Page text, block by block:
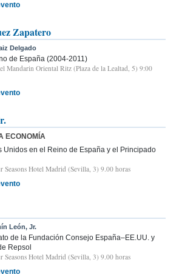
Zapatero
Delgado
de España (2004-2011)
Mandarin Oriental Ritz (Plaza de la Lealtad, 5) 9:00
ECONOMÍA
Unidos en el Reino de España y el Principado
Seasons Hotel Madrid (Sevilla, 3) 9.00 horas
León, Jr.
de la Fundación Consejo España–EE.UU. y
Repsol
Seasons Hotel Madrid (Sevilla, 3) 9.00 horas